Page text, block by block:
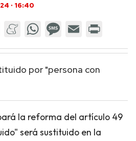
· 16:40
por "persona con
la reforma del artículo 49
será sustituido en la